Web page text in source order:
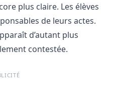
plus claire. Les élèves
de leurs actes.
d’autant plus
contestée.